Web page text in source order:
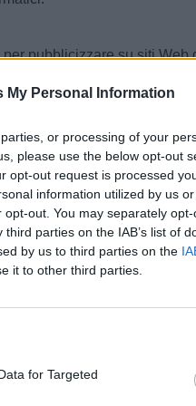
My Personal Information
or processing of your
please use the below opt-out
opt-out request is processed
information utilized by us
out. You may separately
parties on the IAB’s list of
by us to third parties on the
it to other third parties.
for Targeted
pubblicizzare su siti Web
conduzione di
Google (Google Adsense)
per tale finalità. I fornitori
visite effettuate nel
così come le politiche
i seguenti link: per
gestione di campagne
comporterà
remarketing, impiegati da
strumenti informatici.